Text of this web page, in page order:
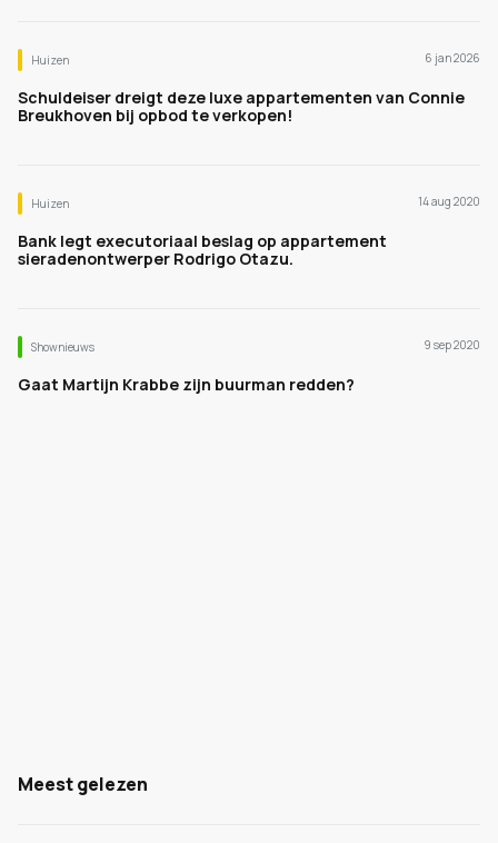
Huizen 6 jan 2026
Schuldeiser dreigt deze luxe appartementen van Connie
Breukhoven bij opbod te verkopen!
Huizen 14 aug 2020
Bank legt executoriaal beslag op appartement
sieradenontwerper Rodrigo Otazu.
Shownieuws 9 sep 2020
Gaat Martijn Krabbe zijn buurman redden?
Meest gelezen